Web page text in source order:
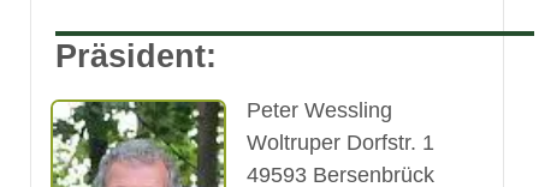
Präsident:
Peter Wessling
Woltruper Dorfstr. 1
49593 Bersenbrück